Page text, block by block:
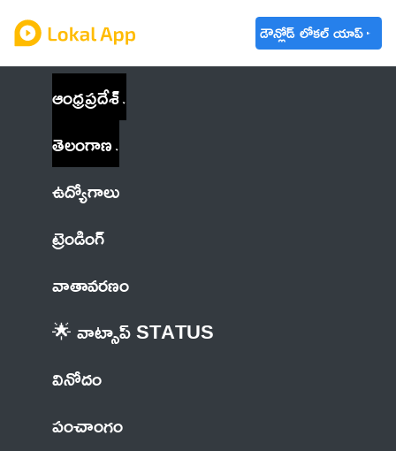
డౌన్లోడ్ లోకల్ యాప్
ఆంధ్రప్రదేశ్
తెలంగాణ
ఉద్యోగాలు
ట్రెండింగ్
వాతావరణం
🌟 వాట్సాప్ STATUS
వినోదం
పంచాంగం